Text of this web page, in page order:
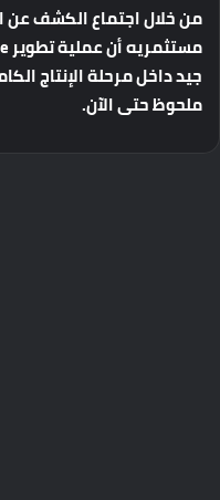
منخلالاجتماعالكشفعن
مستثمريهأنعمليةتطوير
جيدداخلمرحلةالإنتاج
ملحوظحتىالآن.